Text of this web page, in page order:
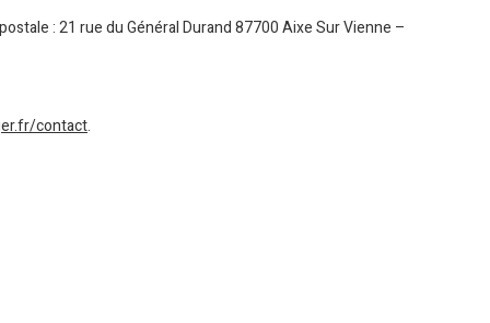
: 21 rue du Général Durand 87700 Aixe Sur Vienne –
contact.